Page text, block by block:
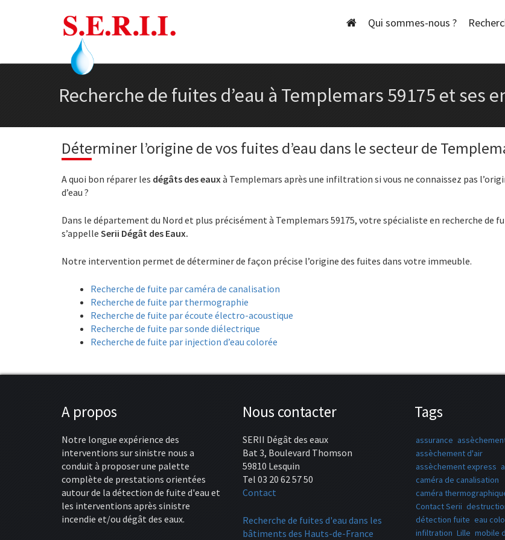
Qui sommes-nous ?
Recherche de fuites d’eau à Templemars 59175 et ses
Déterminer l’origine de vos fuites d’eau dans le secteur de
A quoi bon réparer les dégâts des eauxà Templemars après une infiltration si vous ne connaissez pas
d’eau ?
Dans le département du Nord et plus précisément à Templemars 59175, votre spécialiste en recherche de
s’appelle Serii Dégât des Eaux.
Notre intervention permet de déterminer de façon précise l’origine des fuites dans votre immeuble.
Recherche de fuite par caméra de canalisation
Recherche de fuite par thermographie
Recherche de fuite par écoute électro-acoustique
Recherche de fuite par sonde diélectrique
Recherche de fuite par injection d’eau colorée
A propos
Notre longue expérience des
interventions sur sinistre nous a
conduit à proposer une palette
complète de prestations orientées
autour de la détection de fuite d'eau et
les interventions après sinistre
incendie et/ou dégât des eaux.
Nous contacter
SERII Dégât des eaux
Bat 3, Boulevard Thomson
59810 Lesquin
Tel 03 20 62 57 50
Contact
Recherche de fuites d'eau dans les
bâtiments des Hauts-de-France
Tags
assurance
assèchement d'air
assèchement express
caméra de canalisation
caméra
Contact Serii
détection fuite eau
infiltration Lille mobile